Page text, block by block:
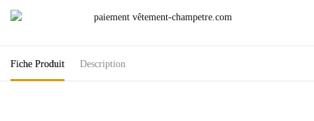
Fiche Produit Description